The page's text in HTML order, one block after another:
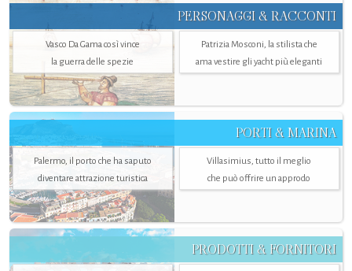
PERSONAGGI & RACCONTI
Vasco Da Gama così vince
la guerra delle spezie
Patrizia Mosconi, la stilista che
ama vestire gli yacht più eleganti
PORTI & MARINA
Palermo, il porto che ha saputo
diventare attrazione turistica
Villasimius, tutto il meglio
che può offrire un approdo
PRODOTTI & FORNITORI